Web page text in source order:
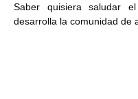
Saber quisiera saludar
desarrolla la comunidad de